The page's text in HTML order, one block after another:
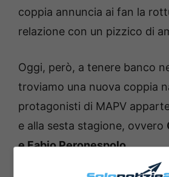
coppia annuncia ai fan la
relazione con un pizzico di
Oggi, però, a tenere banco
troviamo una nuova coppia
protagonisti di MAPV
e alla sesta stagione, ovvero
e Fabio Peronespolo.